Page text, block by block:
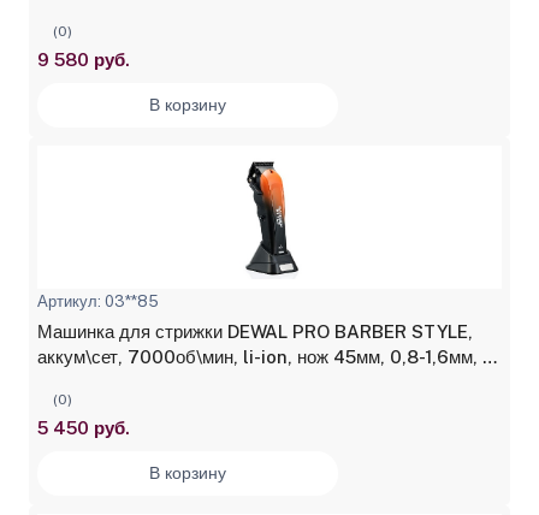
(0)
9 580 руб.
В корзину
Артикул: 03**85
Машинка для стрижки DEWAL PRO BARBER STYLE,
аккум\сет, 7000об\мин, li-ion, нож 45мм, 0,8-1,6мм, 6
(0)
5 450 руб.
В корзину